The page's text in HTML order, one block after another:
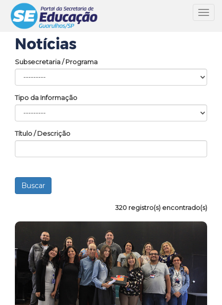
Notícias
Subsecretaria / Programa
Tipo da Informação
Título / Descrição
320 registro(s) encontrado(s)